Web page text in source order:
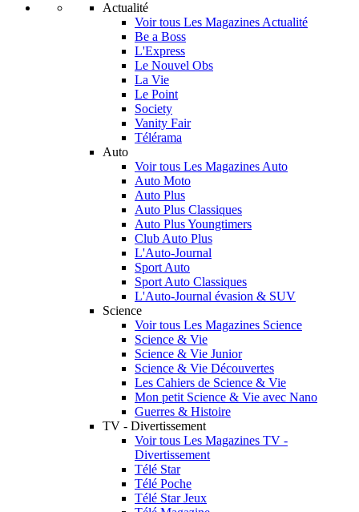
Actualité
Voir tous Les Magazines Actualité
Be a Boss
L'Express
Le Nouvel Obs
La Vie
Le Point
Society
Vanity Fair
Télérama
Auto
Voir tous Les Magazines Auto
Auto Moto
Auto Plus
Auto Plus Classiques
Auto Plus Youngtimers
Club Auto Plus
L'Auto-Journal
Sport Auto
Sport Auto Classiques
L'Auto-Journal évasion & SUV
Science
Voir tous Les Magazines Science
Science & Vie
Science & Vie Junior
Science & Vie Découvertes
Les Cahiers de Science & Vie
Mon petit Science & Vie avec Nano
Guerres & Histoire
TV - Divertissement
Voir tous Les Magazines TV -
Divertissement
Télé Star
Télé Poche
Télé Star Jeux